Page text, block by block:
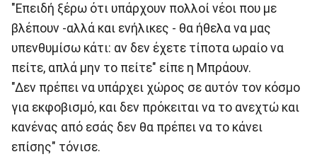
"Επειδή ξέρω ότι υπάρχουν πολλοί νέοι που με
βλέπουν -αλλά και ενήλικες - θα ήθελα να μας
υπενθυμίσω κάτι: αν δεν έχετε τίποτα ωραίο να
πείτε, απλά μην το πείτε" είπε η Μπράουν.
"Δεν πρέπει να υπάρχει χώρος σε αυτόν τον κόσμο
για εκφοβισμό, και δεν πρόκειται να το ανεχτώ και
κανένας από εσάς δεν θα πρέπει να το κάνει
επίσης" τόνισε.